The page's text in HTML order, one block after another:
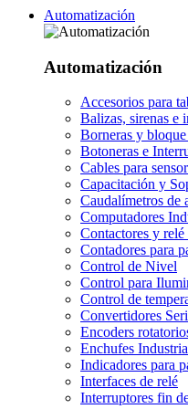
Automatización
Automatización
Accesorios para
Balizas, sirenas e
Borneras y
Botoneras e
Cables para
Capacitación y
Caudalímetros de
Computadores
Contactores y
Contadores para
Control de Nivel
Control para
Control de
Convertidores
Encoders
Enchufes
Indicadores para
Interfaces de relé
Interruptores fin